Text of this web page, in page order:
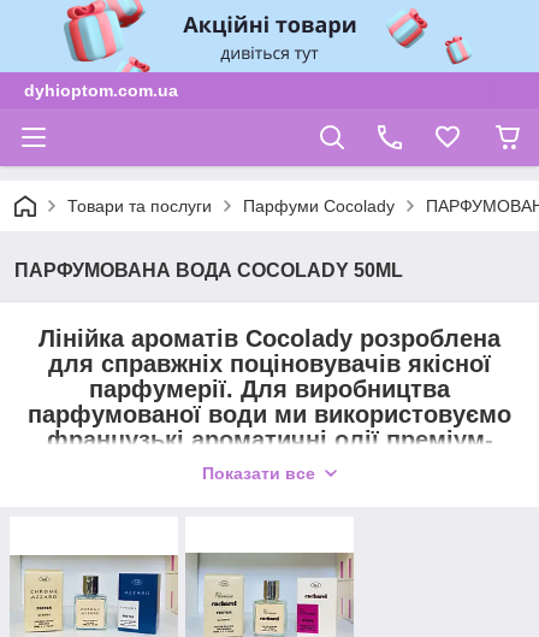
dyhioptom.com.ua
Товари та послуги Парфуми Cocolady
ПАРФУМОВАНА ВОДА COCOLADY 50ML
Лінійка ароматів Cocolady розроблена
для справжніх поціновувачів якісної
парфумерії. Для виробництва
парфумованої води ми використовуємо
французькі ароматичні олії преміум-
якості. Запах, якість та вартість цих
Показати все